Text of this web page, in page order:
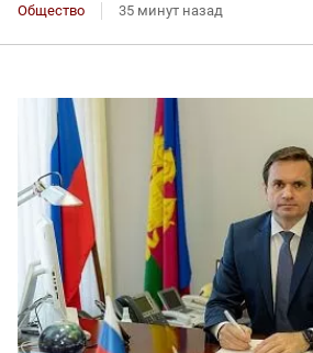
Общество 35 минут назад